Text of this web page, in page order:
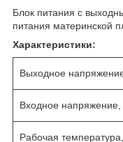
Блок питания с
питания материнской
Характеристики:
Выходное
Входное напряжение,
Рабочая